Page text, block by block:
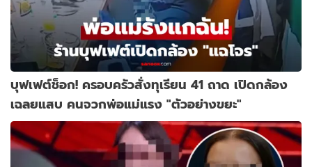
บุฟเฟต์ช็อก! ครอบครัวสั่งทุเรียน 41 ถาด เปิดกล้อง
เฉลยแสบ คนจวกพ่อแม่แรง "ตัวอย่างขยะ"